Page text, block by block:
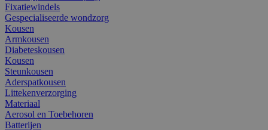
Fixatiewindels
Gespecialiseerde wondzorg
Kousen
Armkousen
Diabeteskousen
Kousen
Steunkousen
Aderspatkousen
Littekenverzorging
Materiaal
Aerosol en Toebehoren
Batterijen